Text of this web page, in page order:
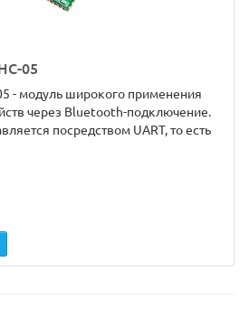
05
- модуль широкого применения
через Bluetooth-подключение.
посредством UART, то есть